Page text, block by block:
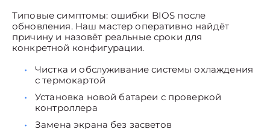
Типовые симптомы: ошибки BIOS после
обновления. Наш мастер оперативно найдёт
причину и назовёт реальные сроки для
конкретной конфигурации.
Чистка и обслуживание системы охлаждения
с термокартой
Установка новой батареи с проверкой
контроллера
Замена экрана без засветов